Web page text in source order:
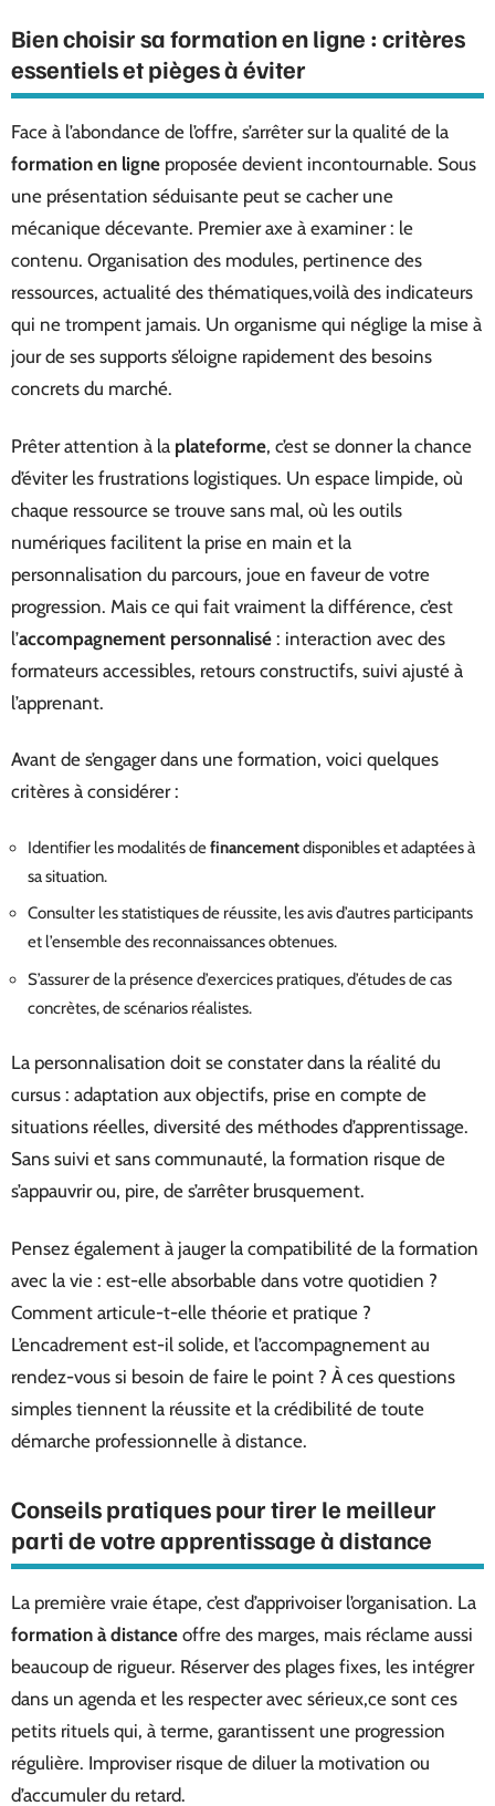
Bien choisir sa formation en ligne : critères
essentiels et pièges à éviter
Face à l’abondance de l’offre, s’arrêter sur la qualité de la
formation en ligne proposée devient incontournable. Sous
une présentation séduisante peut se cacher une
mécanique décevante. Premier axe à examiner : le
contenu. Organisation des modules, pertinence des
ressources, actualité des thématiques,voilà des indicateurs
qui ne trompent jamais. Un organisme qui néglige la mise à
jour de ses supports s’éloigne rapidement des besoins
concrets du marché.
Prêter attention à la plateforme, c’est se donner la chance
d’éviter les frustrations logistiques. Un espace limpide, où
chaque ressource se trouve sans mal, où les outils
numériques facilitent la prise en main et la
personnalisation du parcours, joue en faveur de votre
progression. Mais ce qui fait vraiment la différence, c’est
l’accompagnement personnalisé : interaction avec des
formateurs accessibles, retours constructifs, suivi ajusté à
l’apprenant.
Avant de s’engager dans une formation, voici quelques
critères à considérer :
Identifier les modalités definancementdisponibles et adaptées à
sa situation.
Consulter les statistiques de réussite, les avis d’autres participants
et l’ensemble des reconnaissances obtenues.
S’assurer de la présence d’exercices pratiques, d’études de cas
concrètes, de scénarios réalistes.
La personnalisation doit se constater dans la réalité du
cursus : adaptation aux objectifs, prise en compte de
situations réelles, diversité des méthodes d’apprentissage.
Sans suivi et sans communauté, la formation risque de
s’appauvrir ou, pire, de s’arrêter brusquement.
Pensez également à jauger la compatibilité de la formation
avec la vie : est-elle absorbable dans votre quotidien ?
Comment articule-t-elle théorie et pratique ?
L’encadrement est-il solide, et l’accompagnement au
rendez-vous si besoin de faire le point ? À ces questions
simples tiennent la réussite et la crédibilité de toute
démarche professionnelle à distance.
Conseils pratiques pour tirer le meilleur
parti de votre apprentissage à distance
La première vraie étape, c’est d’apprivoiser l’organisation. La
formation à distance offre des marges, mais réclame aussi
beaucoup de rigueur. Réserver des plages fixes, les intégrer
dans un agenda et les respecter avec sérieux,ce sont ces
petits rituels qui, à terme, garantissent une progression
régulière. Improviser risque de diluer la motivation ou
d’accumuler du retard.